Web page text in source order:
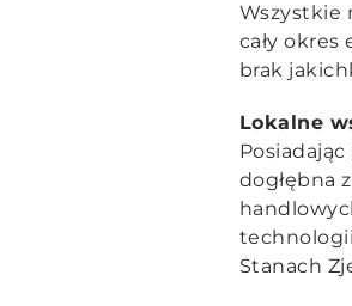
Wszystkie
cały
brak
Lokalne
dogłębna
Stanach